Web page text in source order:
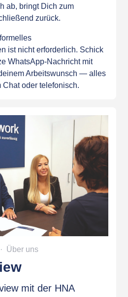
ab, bringt Dich zum
zurück.
ist nicht erforderlich. Schick
WhatsApp-Nachrichtmit
Arbeitswunsch — alles
oder telefonisch.
Über uns
mit der HNA